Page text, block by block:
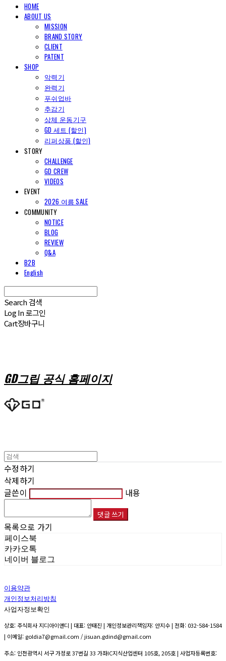
HOME
ABOUT US
MISSION
BRAND STORY
CLIENT
PATENT
SHOP
악력기
완력기
푸쉬업바
추감기
상체 운동기구
GD 세트 (할인)
리퍼상품 (할인)
STORY
CHALLENGE
GD CREW
VIDEOS
EVENT
2026 여름 SALE
COMMUNITY
NOTICE
BLOG
REVIEW
Q&A
B2B
English
Search 검색
Log In로그인
Cart장바구니
GD그립 공식 홈페이지
수정하기
삭제하기
글쓴이
내용
댓글 쓰기
목록으로 가기
페이스북
카카오톡
네이버 블로그
이용약관
개인정보처리방침
사업자정보확인
상호: 주식회사 지디아이앤디 | 대표: 안태진 | 개인정보관리책임자: 안지수 | 전화: 032-584-1584
| 이메일: goldia7@gmail.com / jisuan.gdind@gmail.com
주소: 인천광역시 서구 가정로 37번길 33 가좌IC지식산업센터 105호, 205호 | 사업자등록번호: